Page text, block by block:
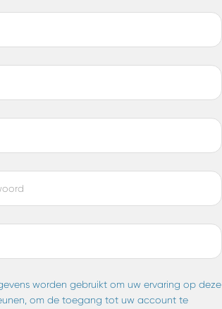
worden gebruikt om uw ervaring op deze
om de toegang tot uw account te